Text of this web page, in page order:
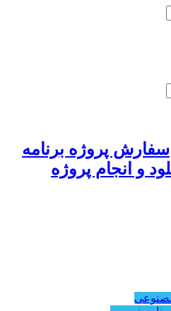
سفارش پروژه برنامه
و انجام پروژه